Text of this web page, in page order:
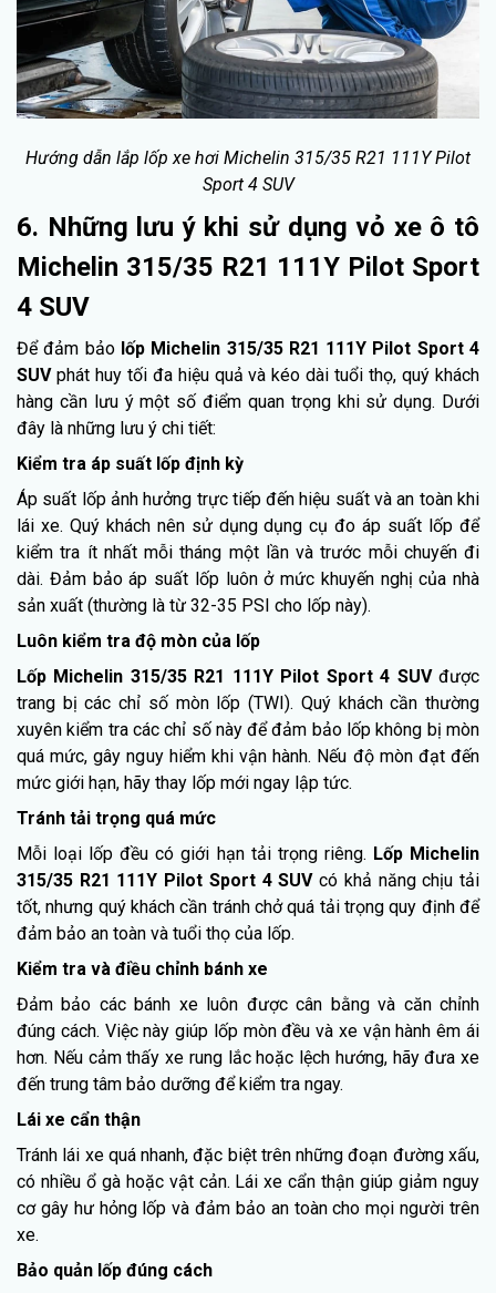
Hướng dẫn lắp lốp xe hơi Michelin 315/35 R21 111Y Pilot
Sport 4 SUV
6. Những lưu ý khi sử dụng vỏ xe ô tô
Michelin 315/35 R21 111Y Pilot Sport
4 SUV
Để đảm bảo lốp Michelin 315/35 R21 111Y Pilot Sport 4
SUVphát huy tối đa hiệu quả và kéo dài tuổi thọ, quý khách
hàng cần lưu ý một số điểm quan trọng khi sử dụng. Dưới
đây là những lưu ý chi tiết:
Kiểm tra áp suất lốp định kỳ
Áp suất lốp ảnh hưởng trực tiếp đến hiệu suất và an toàn khi
lái xe. Quý khách nên sử dụng dụng cụ đo áp suất lốp để
kiểm tra ít nhất mỗi tháng một lần và trước mỗi chuyến đi
dài. Đảm bảo áp suất lốp luôn ở mức khuyến nghị của nhà
sản xuất (thường là từ 32-35 PSI cho lốp này).
Luôn kiểm tra độ mòn của lốp
Lốp Michelin 315/35 R21 111Y Pilot Sport 4 SUVđược
trang bị các chỉ số mòn lốp (TWI). Quý khách cần thường
xuyên kiểm tra các chỉ số này để đảm bảo lốp không bị mòn
quá mức, gây nguy hiểm khi vận hành. Nếu độ mòn đạt đến
mức giới hạn, hãy thay lốp mới ngay lập tức.
Tránh tải trọng quá mức
Mỗi loại lốp đều có giới hạn tải trọng riêng. Lốp Michelin
315/35 R21 111Y Pilot Sport 4 SUVcó khả năng chịu tải
tốt, nhưng quý khách cần tránh chở quá tải trọng quy định để
đảm bảo an toàn và tuổi thọ của lốp.
Kiểm tra và điều chỉnh bánh xe
Đảm bảo các bánh xe luôn được cân bằng và căn chỉnh
đúng cách. Việc này giúp lốp mòn đều và xe vận hành êm ái
hơn. Nếu cảm thấy xe rung lắc hoặc lệch hướng, hãy đưa xe
đến trung tâm bảo dưỡng để kiểm tra ngay.
Lái xe cẩn thận
Tránh lái xe quá nhanh, đặc biệt trên những đoạn đường xấu,
có nhiều ổ gà hoặc vật cản. Lái xe cẩn thận giúp giảm nguy
cơ gây hư hỏng lốp và đảm bảo an toàn cho mọi người trên
xe.
Bảo quản lốp đúng cách